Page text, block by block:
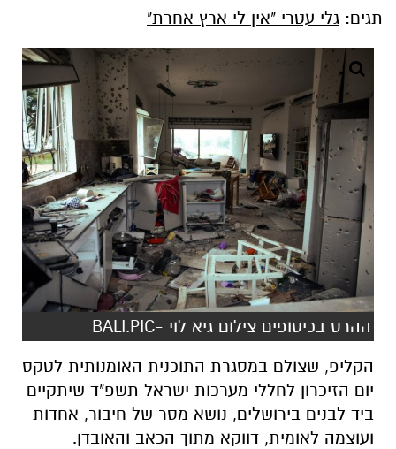
תגים: גלי עטרי "אין לי ארץ אחרת"
ההרס בכיסופים צילום גיא לוי -BALI.PIC
הקליפ, שצולם במסגרת התוכנית האומנותית לטקס
יום הזיכרון לחללי מערכות ישראל תשפ"ד שיתקיים
ביד לבנים בירושלים, נושא מסר של חיבור, אחדות
ועוצמה לאומית, דווקא מתוך הכאב והאובדן.